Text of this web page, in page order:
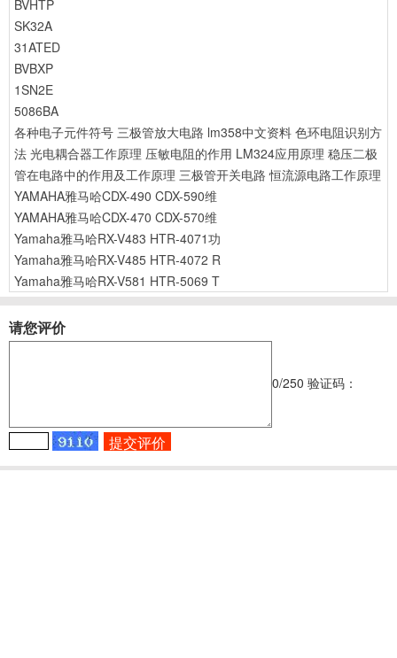
BVHTP
SK32A
31ATED
BVBXP
1SN2E
5086BA
各种电子元件符号 三极管放大电路 lm358中文资料 色环电阻识别方
法 光电耦合器工作原理 压敏电阻的作用 LM324应用原理 稳压二极
管在电路中的作用及工作原理 三极管开关电路 恒流源电路工作原理
YAMAHA雅马哈CDX-490 CDX-590维
YAMAHA雅马哈CDX-470 CDX-570维
Yamaha雅马哈RX-V483 HTR-4071功
Yamaha雅马哈RX-V485 HTR-4072 R
Yamaha雅马哈RX-V581 HTR-5069 T
请您评价
0/250 验证码：